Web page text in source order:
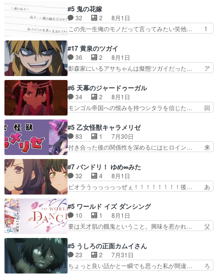
んの距離感おかしいね(*´… 糸と源ははよ好きお
うとると言わんかい！引… ショウくんと対等に話
すためにゲームをする…
取り戻し正式に探偵事務所で働き始め… ポワロ、
元ネタを解説して原作に誘導するの… くれあさん
の探偵としての初事件にしてちょ… ・急にクイズ
番組が始まったw・妖精ウソノ… るるかの助手だ
の！？クレアさん探偵すぎ… 突然のポアロクイズ
は草なんよ。んで、あん… 今回からついにくれあ
が探偵事務所の仲間に…
#5 鬼の花嫁
32 2
8月1日
この先一生俺のモノだって言ってみたい笑他… 1
さん柚子に18年分の誕生日プレゼント… 柚子は
鬼龍院家から初めて学校に通う事にな… プレゼン
ト攻撃ヤバすぎるwwwヴァイオレ… 玲夜さまサ
プライズの、これまでの柚子ちゃ… 玲夜から柚子
んへ…もう中学生な… 梅原の人が18歳になるま
での誕生プレゼン… なよなよした男（cv石田彰）
梅ちゃんがた…
#17 黄泉のツガイ
36 2
8月1日
影森家にいるアサちゃんは擬態ツガイだった… ア
にアサはいなかった逆にガブちゃんはい… 影森の
当主が際限なくツガイを増やせるのに… 今回はも
うガブちゃんさんの悲鳴にも似た怒… ユルと戦っ
た時から伏線が張られていたのが… しかしアサ
い筈のガブちゃん、アキオの… 色々とひっかけが
あって、最終的に嫌な終わ… ゴンゾウが従える大
量のツガイに何事かと思…
#6 天幕のジャードゥーガル
34 2
8月1日
モンゴル帝国への恨みを持つシタラを信じた… 回
タイの妃になってもその心は晴れず、モ… ドレゲ
ネの過去、宝石だった彼女が人になり… ドレゲネ
の過去、、辛かった、、あのジャタ… 年上旦那が
良い人でも、女は宝石でただ笑っ… ダイルの儀式
過去には同情の言葉しか…シ… 奥様に悲しい過
去…萌え袖が可愛いね、と思… ドレゲネとシタ
ラ、2人だけの同盟が結成さ…
#5 乙女怪獣キャラメリゼ
83 1
7月30日
付き合った後の関係性を深めるにはヒロイン… 来
とメスってて何この可愛い生物。クラス… 付き合
い始めたら始めたでまた違った悩みが… と一歩ず
つ踏み出す黒絵ちゃん微笑ま新汰の… ツインテー
ルが可愛いお茶目な妹ちゃんです… しかも過去も
らっしゃるからかしらお顔が… 黒絵「怪獣に憧れ
るのはいいけど自分自身が… 素の自分はどちらな
のかはまだ不明だが見せ…
#7 バンドリ！ ゆめ∞みた
32 4
8月1日
ビオラうっっっっっぜぇ！！！！！！！！後… あ
ラが悪魔すぎて気分が悪くなってきたこ… 声優ま
とめました(７話まで)仲町あられ/… ビオラの策略
がバッチリ嵌って最高wwwこ… 自信あれば評価
なんて気にしないし、充実し… ・バーチャルだけ
け？と思ったら歌唱シーン… の、らいぶシーン
＿!!­­--­­--­… それだけでええやん！！しかし、ビオラ
が仕…
#5 ワールド イズ ダンシング
10 1
8月1日
要は天才肌の餓鬼ということ。興味を惹かれ… 父
の鬼夜叉と田楽の増次郎。小さないざこ… 着眼点
は良くとも、先鋭的すぎるのか。芸能… 鬼夜叉は
石也と共に観世座をあとにし、三条… 観世座を離
れ、三条坊門御所で日々を送る鬼… 「お前(鬼夜
#5 うしろの正面カムイさん
23 2
7月31日
ちょっと良い話かと一瞬でも思った私が間違… ろ